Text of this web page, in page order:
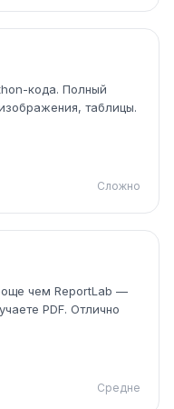
кода. Полный
таблицы.
Сложно
чем ReportLab —
PDF. Отлично
Средне